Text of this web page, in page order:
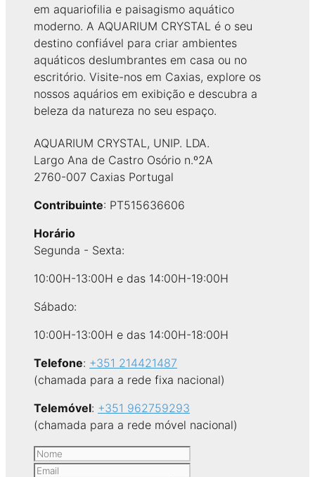
em aquariofilia e paisagismo aquático
moderno. A AQUARIUM CRYSTAL é o seu
destino confiável para criar ambientes
aquáticos deslumbrantes em casa ou no
escritório. Visite-nos em Caxias, explore os
nossos aquários em exibição e descubra a
beleza da natureza no seu espaço.
AQUARIUM CRYSTAL, UNIP. LDA.
Largo Ana de Castro Osório n.º2A
2760-007 Caxias Portugal
Contribuinte: PT515636606
Horário
Segunda - Sexta:
10:00H-13:00H e das 14:00H-19:00H
Sábado:
10:00H-13:00H e das 14:00H-18:00H
Telefone: +351 214421487
(chamada para a rede fixa nacional)
Telemóvel: +351 962759293
(chamada para a rede móvel nacional)
Leave
this